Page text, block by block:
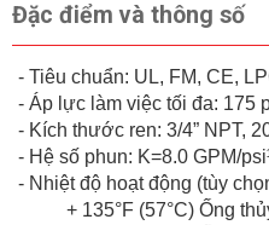
Đặc điểm và thông số
- Tiêu chuẩn: UL, FM, CE,
- Áp lực làm việc tối đa: 175
- Kích thước ren: 3/4” NPT,
- Hệ số phun: K=8.0 GPM/
- Nhiệt độ hoạt động (tùy
+ 135°F (57°C) Ống